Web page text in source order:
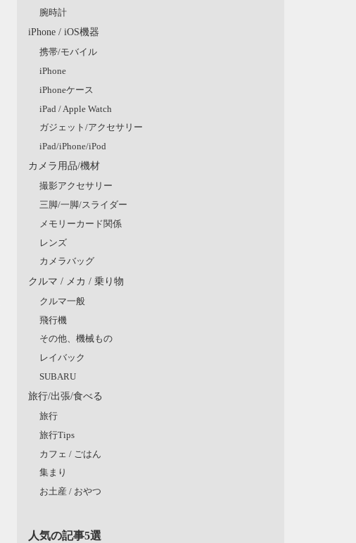
腕時計
iPhone / iOS機器
携帯/モバイル
iPhone
iPhoneケース
iPad / Apple Watch
ガジェット/アクセサリー
iPad/iPhone/iPod
カメラ用品/機材
撮影アクセサリー
三脚/一脚/スライダー
メモリーカード関係
レンズ
カメラバッグ
クルマ / メカ / 乗り物
クルマ一般
飛行機
その他、機械もの
レイバック
SUBARU
旅行/出張/食べる
旅行
旅行Tips
カフェ / ごはん
集まり
お土産 / おやつ
人気の記事5選